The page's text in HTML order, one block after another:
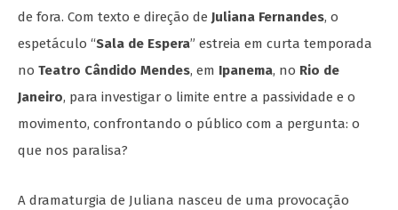
de fora. Com texto e direção de Juliana Fernandes, o
espetáculo “Sala de Espera” estreia em curta temporada
no Teatro Cândido Mendes, em Ipanema, no Rio de
Janeiro, para investigar o limite entre a passividade e o
movimento, confrontando o público com a pergunta: o
que nos paralisa?
A dramaturgia de Juliana nasceu de uma provocação